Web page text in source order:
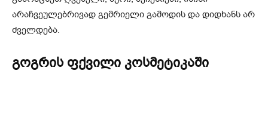
არაჩვეულებრივად გემრიელი გამოდის და დიდხანს არ
ძველდება.
გოგრის ფქვილი კოსმეტიკაში